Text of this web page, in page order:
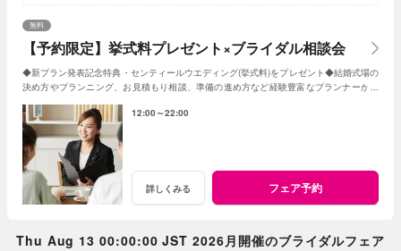
【予約限定】挙式料プレゼント×ブライダル相談会
無料
◆新プラン発表記念特典・センティールウエディング(挙式料)をプレゼント◆結婚式場の
決め方やプランニング、お見積もり相談、準備の進め方など経験豊富なプランナーがし
12:00～22:00
詳しくみる フェア予約
Thu Aug 13 00:00:00 JST 2026月開催のブライダルフェア